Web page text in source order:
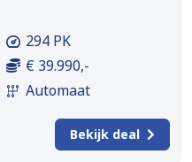
294 PK
€ 39.990,-
Automaat
Bekijk deal